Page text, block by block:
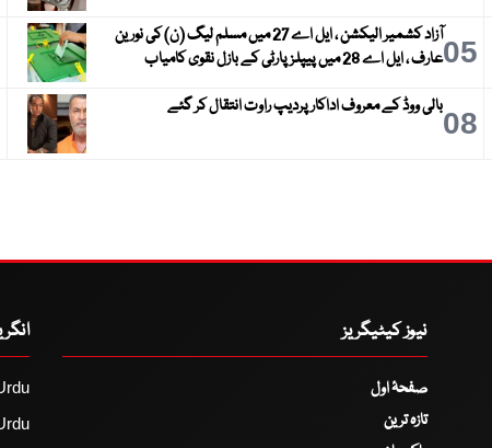
05
آزاد کشمیر الیکشن ، ایل اے 27 میں مسلم لیگ (ن) کی نورین
عارف ، ایل اے 28 میں پیپلز پارٹی کے بازل نقوی کامیاب
08بالی ووڈ کے معروف اداکار پردیپ راوت انتقال کر گئے
نیوز کیٹیگریز
صفحۂ اول
تازہ ترین